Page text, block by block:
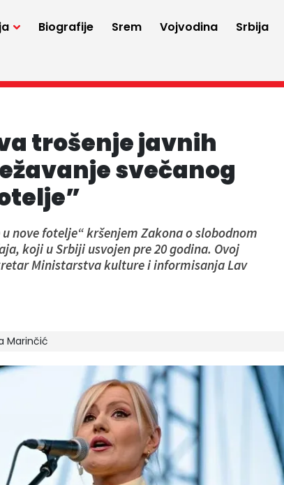
Biografije Srem Vojvodina Srbija
trošenje javnih
svečanog
nove fotelje“ kršenjem Zakona o slobodnom
koji u Srbiji usvojen pre 20 godina. Ovoj
Ministarstva kulture i informisanja Lav
Marinčić